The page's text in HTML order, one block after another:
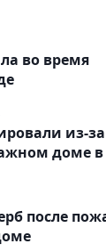
во время
из-за
доме в
после